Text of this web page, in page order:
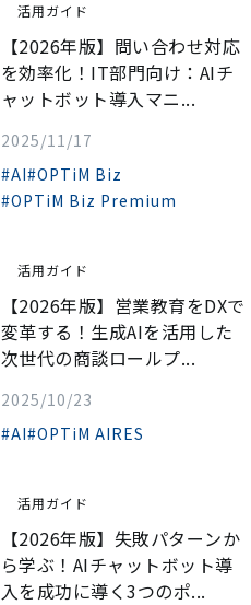
活用ガイド
【2026年版】問い合わせ対応
を効率化！IT部門向け：AIチ
ャットボット導入マニ...
2025/11/17
#AI#OPTiM Biz
#OPTiM Biz Premium
活用ガイド
【2026年版】営業教育をDXで
変革する！生成AIを活用した
次世代の商談ロールプ...
2025/10/23
#AI#OPTiM AIRES
活用ガイド
【2026年版】失敗パターンか
ら学ぶ！AIチャットボット導
入を成功に導く3つのポ...